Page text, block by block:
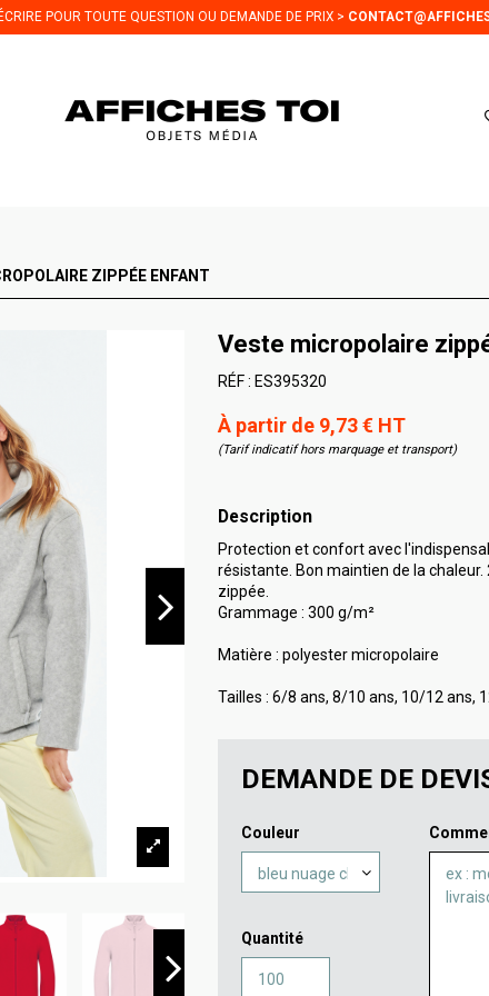
POUR TOUTE QUESTION OU DEMANDE DE PRIX >
ZIPPÉE ENFANT
Veste micropolaire
RÉF : ES395320
À partir de 9,73 € HT
(Tarif indicatif hors marquage et transport)
Description
Protection et confort avec
résistante. Bon maintien de la
zippée.
Grammage : 300 g/m²
Matière : polyester micropolaire
Tailles : 6/8 ans, 8/10 ans, 10/12 ans,
DEMANDE DE
Couleur
Quantité